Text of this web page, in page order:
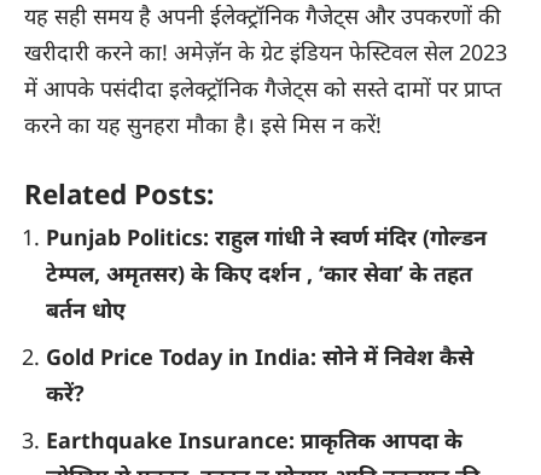
यह सही समय है अपनी ईलेक्ट्रॉनिक गैजेट्स और उपकरणों की
खरीदारी करने का! अमेज़ॅन के ग्रेट इंडियन फेस्टिवल सेल 2023
में आपके पसंदीदा इलेक्ट्रॉनिक गैजेट्स को सस्ते दामों पर प्राप्त
करने का यह सुनहरा मौका है। इसे मिस न करें!
Related Posts:
Punjab Politics: राहुल गांधी ने स्वर्ण मंदिर (गोल्डन
टेम्पल, अमृतसर) के किए दर्शन , ‘कार सेवा’ के तहत
बर्तन धोए
Gold Price Today in India: सोने में निवेश कैसे
करें?
Earthquake Insurance: प्राकृतिक आपदा के